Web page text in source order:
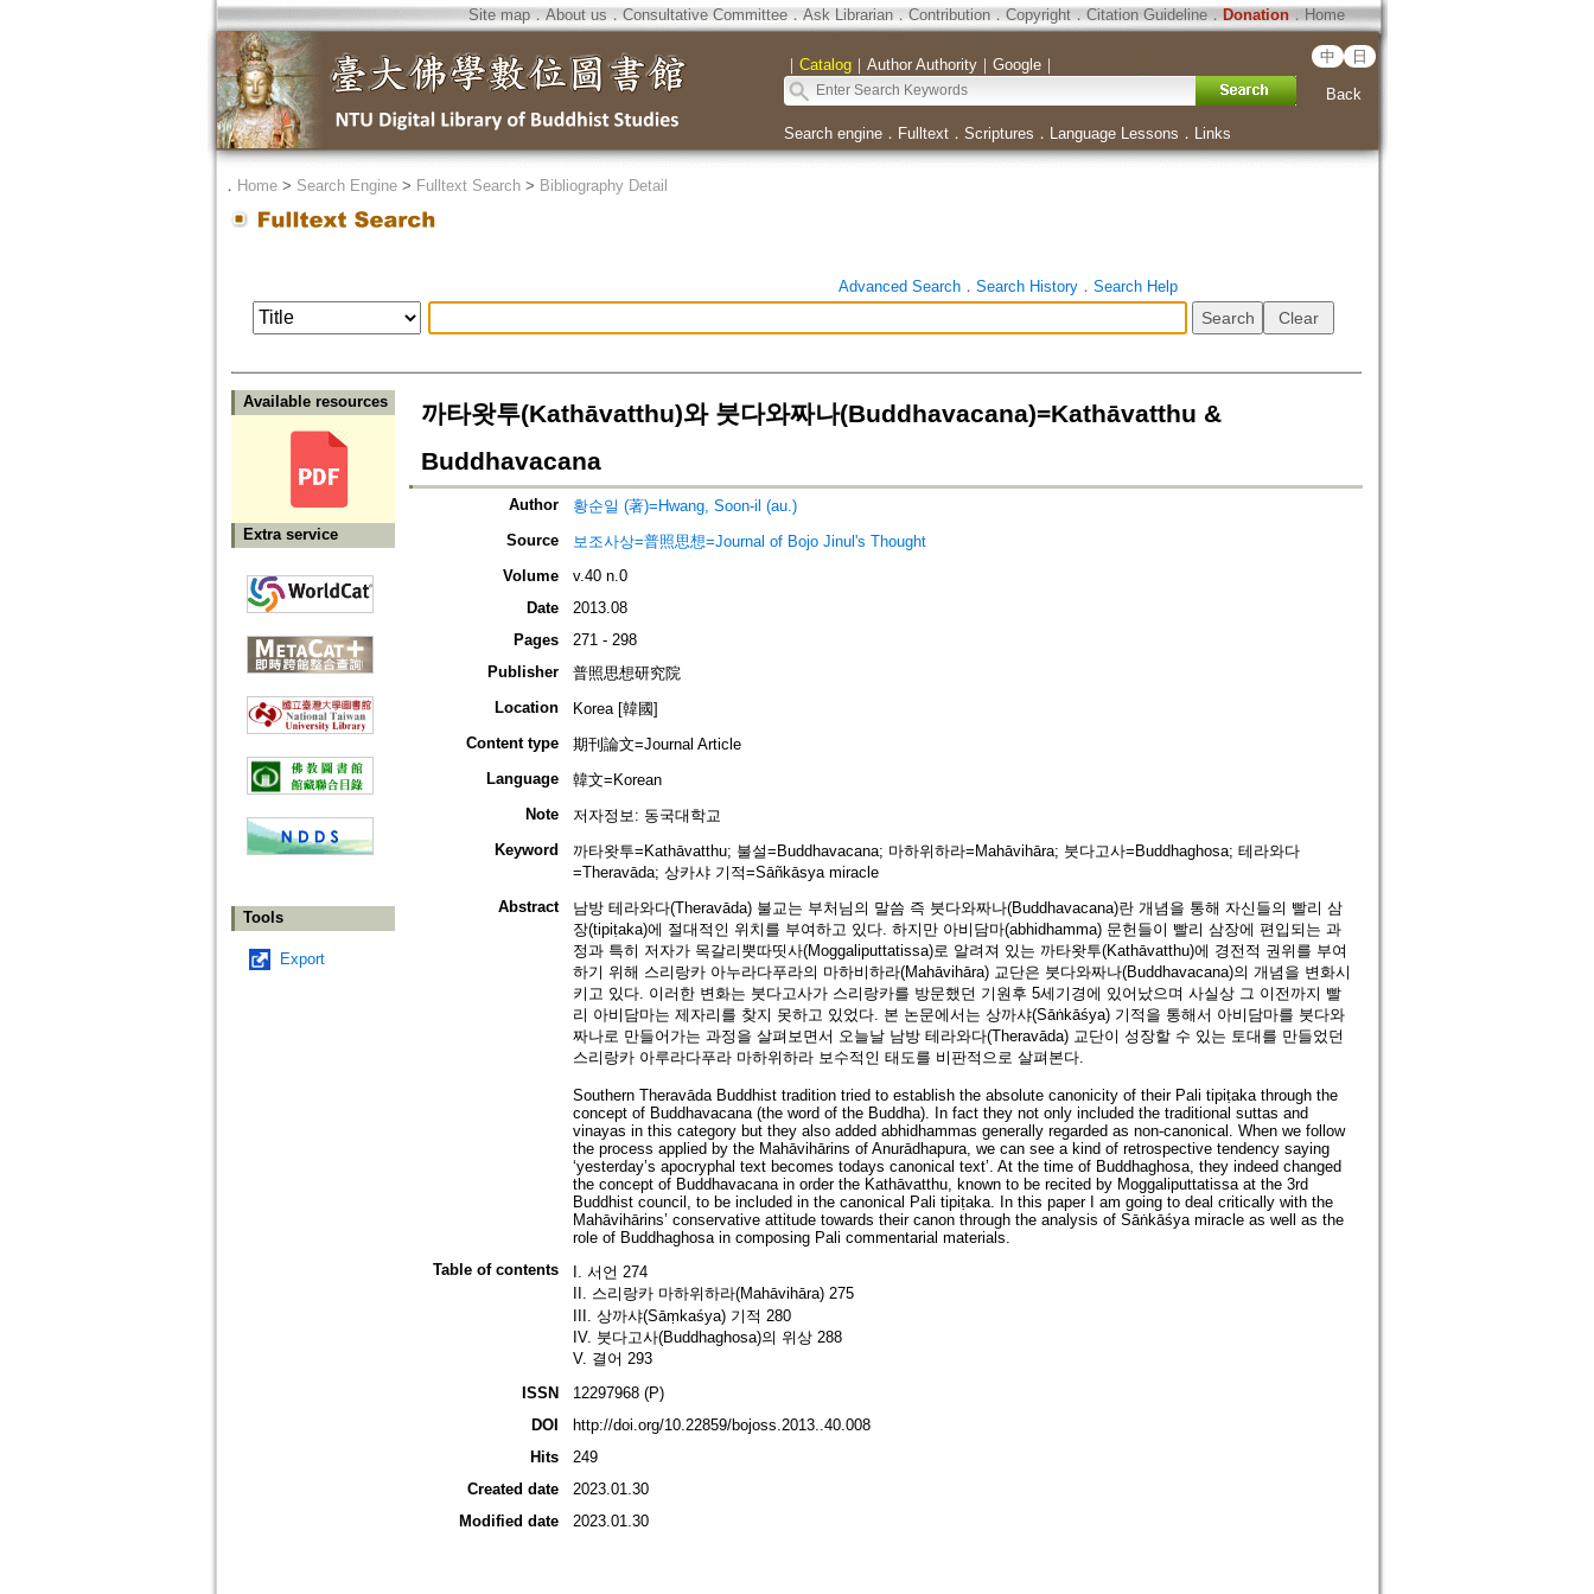
Site map．About us ． Consultative Committee． Ask Librarian． Contribution．Copyright．Citation Guideline． Donation．Home
｜ Catalog｜ Author Authority｜ Google｜ 中 日
Back
Search engine． Fulltext． Scriptures ． Language Lessons ． Links
． Home> Search Engine> Fulltext Search> Bibliography Detail
Advanced Search． Search History． Search Help
Available resources
Extra service
Tools
Export
까타왓투(Kathāvatthu)와 붓다와짜나(Buddhavacana)=Kathāvatthu &
Buddhavacana
Author
황순일 (著)=Hwang, Soon-il (au.)
Source
보조사상=普照思想=Journal of Bojo Jinul's Thought
Volume
v.40 n.0
Date
2013.08
Pages
271 - 298
Publisher
普照思想研究院
Location
Korea [韓國]
Content type
期刊論文=Journal Article
Language
韓文=Korean
Note
저자정보: 동국대학교
Keyword
까타왓투=Kathāvatthu; 불설=Buddhavacana; 마하위하라=Mahāvihāra; 붓다고사=Buddhaghosa; 테라와다
=Theravāda; 상카샤 기적=Sāñkāsya miracle
Abstract
남방 테라와다(Theravāda) 불교는 부처님의 말씀 즉 붓다와짜나(Buddhavacana)란 개념을 통해 자신들의 빨리 삼
장(tipiṭaka)에 절대적인 위치를 부여하고 있다. 하지만 아비담마(abhidhamma) 문헌들이 빨리 삼장에 편입되는 과
정과 특히 저자가 목갈리뿟따띳사(Moggaliputtatissa)로 알려져 있는 까타왓투(Kathāvatthu)에 경전적 권위를 부여
하기 위해 스리랑카 아누라다푸라의 마하비하라(Mahāvihāra) 교단은 붓다와짜나(Buddhavacana)의 개념을 변화시
키고 있다. 이러한 변화는 붓다고사가 스리랑카를 방문했던 기원후 5세기경에 있어났으며 사실상 그 이전까지 빨
리 아비담마는 제자리를 찾지 못하고 있었다. 본 논문에서는 상까샤(Sāṅkāśya) 기적을 통해서 아비담마를 붓다와
짜나로 만들어가는 과정을 살펴보면서 오늘날 남방 테라와다(Theravāda) 교단이 성장할 수 있는 토대를 만들었던
스리랑카 아루라다푸라 마하위하라 보수적인 태도를 비판적으로 살펴본다.
Southern Theravāda Buddhist tradition tried to establish the absolute canonicity of their Pali tipiṭaka through the
concept of Buddhavacana (the word of the Buddha). In fact they not only included the traditional suttas and
vinayas in this category but they also added abhidhammas generally regarded as non-canonical. When we follow
the process applied by the Mahāvihārins of Anurādhapura, we can see a kind of retrospective tendency saying
‘yesterday’s apocryphal text becomes todays canonical text’. At the time of Buddhaghosa, they indeed changed
the concept of Buddhavacana in order the Kathāvatthu, known to be recited by Moggaliputtatissa at the 3rd
Buddhist council, to be included in the canonical Pali tipiṭaka. In this paper I am going to deal critically with the
Mahāvihārins’ conservative attitude towards their canon through the analysis of Sāṅkāśya miracle as well as the
role of Buddhaghosa in composing Pali commentarial materials.
Table of contents
I. 서언 274
II. 스리랑카 마하위하라(Mahāvihāra) 275
III. 상까샤(Sāṃkaśya) 기적 280
IV. 붓다고사(Buddhaghosa)의 위상 288
V. 결어 293
ISSN
12297968 (P)
DOI
http://doi.org/10.22859/bojoss.2013..40.008
Hits
249
Created date
2023.01.30
Modified date
2023.01.30